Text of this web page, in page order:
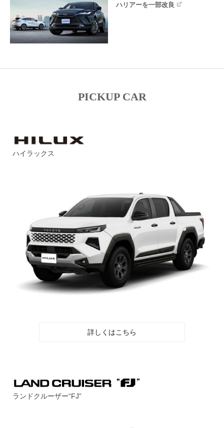
ハリアーを一部改良
PICKUP CAR
ハイラックス
詳しくはこちら
ランドクルーザー“FJ”